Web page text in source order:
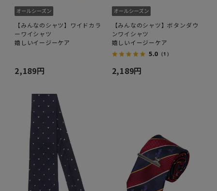
【みんなのシャツ】ワイドカラ
ーワイシャツ
嬉しいイージーケア
2,189円
【みんなのシャツ】ボタンダウ
ンワイシャツ
嬉しいイージーケア
5.0 （1）
2,189円